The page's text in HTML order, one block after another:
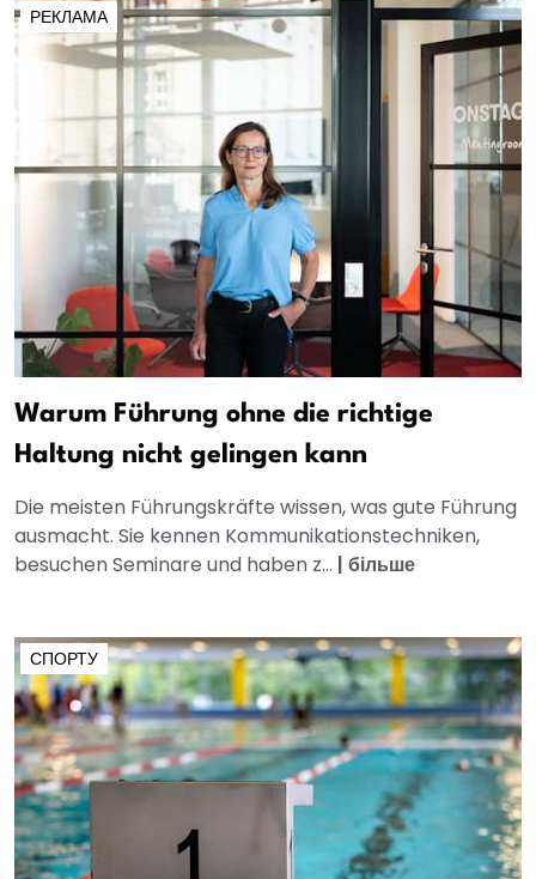
РЕКЛАМА
Warum Führung ohne die richtige
Haltung nicht gelingen kann
Die meisten Führungskräfte wissen, was gute Führung
ausmacht. Sie kennen Kommunikationstechniken,
besuchen Seminare und haben z... | більше
СПОРТУ